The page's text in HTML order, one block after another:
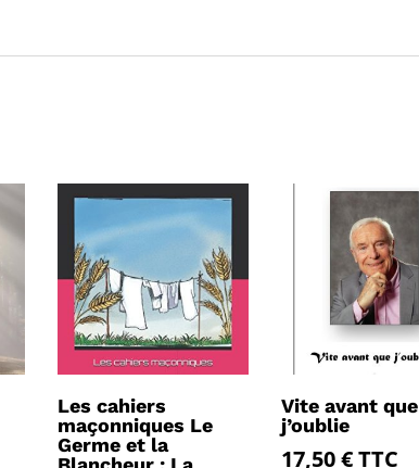
Les cahiers
maçonniques Le
Germe et la
Vite avant que
j’oublie
17,50€TTC